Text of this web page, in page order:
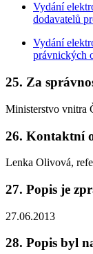
Vydání
dodavatelů
Vydání
právnických
25. Za
Ministerstvo vnitra
26. Kontaktní
Lenka Olivová,
27. Popis je
27.06.2013
28. Popis byl